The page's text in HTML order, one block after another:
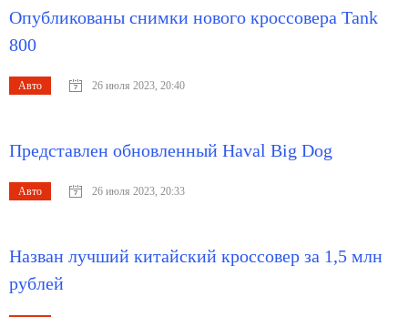
Опубликованы снимки нового кроссовера Tank
800
Авто 26 июля 2023, 20:40
Представлен обновленный Haval Big Dog
Авто 26 июля 2023, 20:33
Назван лучший китайский кроссовер за 1,5 млн
рублей